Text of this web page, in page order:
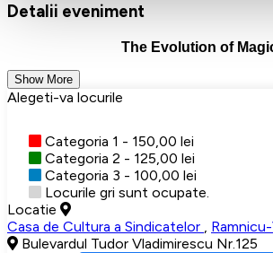
Detalii eveniment
The Evolution of
Show More
Alegeti-va locurile
Categoria 1 - 150,00 lei
Categoria 2 - 125,00 lei
Categoria 3 - 100,00 lei
Locurile gri sunt ocupate.
Locatie
Casa de Cultura a Sindicatelor
Bulevardul Tudor Vladimirescu Nr.125